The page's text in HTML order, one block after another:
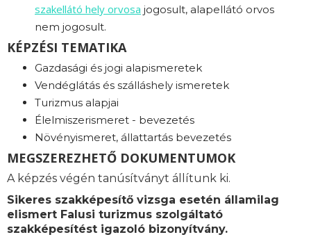
szakellátó hely orvosa jogosult, alapellátó orvos
nem jogosult.
KÉPZÉSI TEMATIKA
Gazdasági és jogi alapismeretek
Vendéglátás és szálláshely ismeretek
Turizmus alapjai
Élelmiszerismeret - bevezetés
Növényismeret, állattartás bevezetés
MEGSZEREZHETŐ DOKUMENTUMOK
A képzés végén tanúsítványt állítunk ki.
Sikeres szakképesítő vizsga esetén államilag
elismert Falusi turizmus szolgáltató
szakképesítést igazoló bizonyítvány.